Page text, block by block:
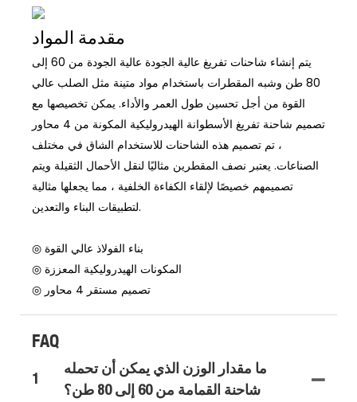
مقدمة المواد
يتم إنشاء شاحنات تفريغ عالية الجودة عالية الجودة من 60 إلى
80 طن وشبه المقطرات باستخدام مواد متينة مثل الصلب عالي
القوة من أجل تحسين طول العمر والأداء. يمكن تخصيصها مع
تصميم شاحنة تفريغ الأسطوانة الهيدروليكية المكونة من 4 محاور
، تم تصميم هذه الشاحنات للاستخدام الشاق في مختلف
الصناعات. يعتبر نصف المقطرين مثاليًا لنقل الأحمال الثقيلة ويتم
تصميمهم خصيصًا لإلقاء الكفاءة الخلفية ، مما يجعلها مثالية
لتطبيقات البناء والتعدين.
◎ المكونات الهيدروليكية المعززة
◎ تصميم مستقر 4 محاور
FAQ
1
ما مقدار الوزن الذي يمكن أن تحمله
شاحنة القمامة من 60 إلى 80 طن؟